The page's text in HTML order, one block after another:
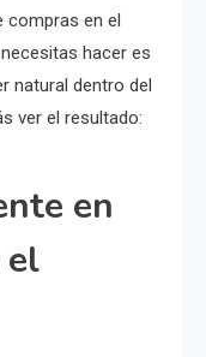
compras en el
hacer es
natural dentro del
ver el resultado:
en
el